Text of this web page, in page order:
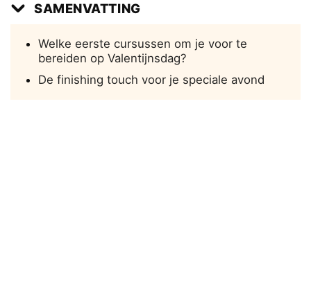
SAMENVATTING
Welke eerste cursussen om je voor te
bereiden op Valentijnsdag?
De finishing touch voor je speciale avond